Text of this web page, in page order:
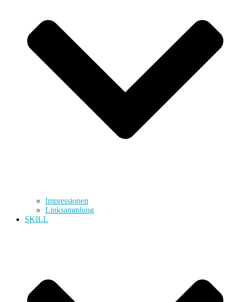
Impressionen
Linksammlung
SKILL